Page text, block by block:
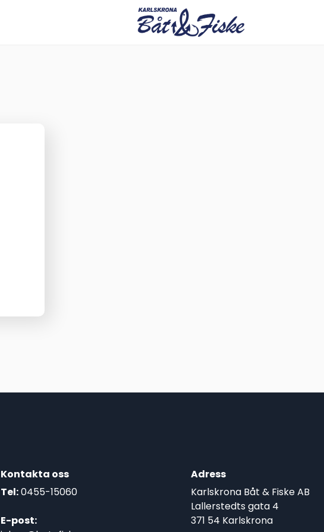
Kontakta oss
Tel:0455-15060
E-post:
Adress
Karlskrona Båt & Fiske AB
Lallerstedts gata 4
371 54 Karlskrona